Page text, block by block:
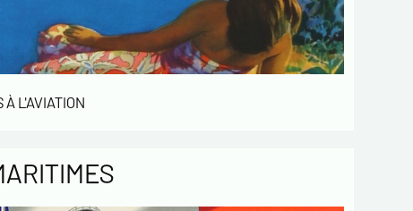
L'AVIATION